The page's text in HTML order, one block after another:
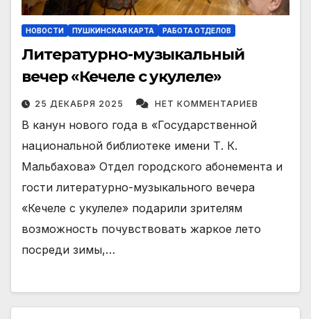
НОВОСТИ ПУШКИНСКАЯ КАРТА РАБОТА ОТДЕЛОВ
Литературно-музыкальный
вечер «Кечеле с укулеле»
25 ДЕКАБРЯ 2025 НЕТ КОММЕНТАРИЕВ
В канун нового года в «Государственной
национальной библиотеке имени Т. К.
Мальбахова» Отдел городского абонемента и
гости литературно-музыкального вечера
«Кечеле с укулеле» подарили зрителям
возможность почувствовать жаркое лето
посреди зимы,…